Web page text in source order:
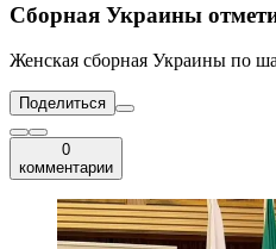
Сборная Украины
Женская сборная Украины по
Поделиться
0
комментарии